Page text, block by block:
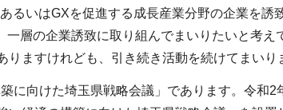
るいはGXを促進する成長産業分野の企業を
一層の企業誘致に取り組んでまいりたいと考
りますけれども、引き続き活動を続けてまいり
に向けた埼玉県戦略会議」であります。令和